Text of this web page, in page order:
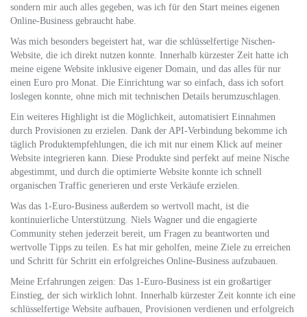
sondern mir auch alles gegeben, was ich für den Start meines eigenen
Online-Business gebraucht habe.
Was mich besonders begeistert hat, war die schlüsselfertige Nischen-
Website, die ich direkt nutzen konnte. Innerhalb kürzester Zeit hatte ich
meine eigene Website inklusive eigener Domain, und das alles für nur
einen Euro pro Monat. Die Einrichtung war so einfach, dass ich sofort
loslegen konnte, ohne mich mit technischen Details herumzuschlagen.
Ein weiteres Highlight ist die Möglichkeit, automatisiert Einnahmen
durch Provisionen zu erzielen. Dank der API-Verbindung bekomme ich
täglich Produktempfehlungen, die ich mit nur einem Klick auf meiner
Website integrieren kann. Diese Produkte sind perfekt auf meine Nische
abgestimmt, und durch die optimierte Website konnte ich schnell
organischen Traffic generieren und erste Verkäufe erzielen.
Was das 1-Euro-Business außerdem so wertvoll macht, ist die
kontinuierliche Unterstützung. Niels Wagner und die engagierte
Community stehen jederzeit bereit, um Fragen zu beantworten und
wertvolle Tipps zu teilen. Es hat mir geholfen, meine Ziele zu erreichen
und Schritt für Schritt ein erfolgreiches Online-Business aufzubauen.
Meine Erfahrungen zeigen: Das 1-Euro-Business ist ein großartiger
Einstieg, der sich wirklich lohnt. Innerhalb kürzester Zeit konnte ich eine
schlüsselfertige Website aufbauen, Provisionen verdienen und erfolgreich